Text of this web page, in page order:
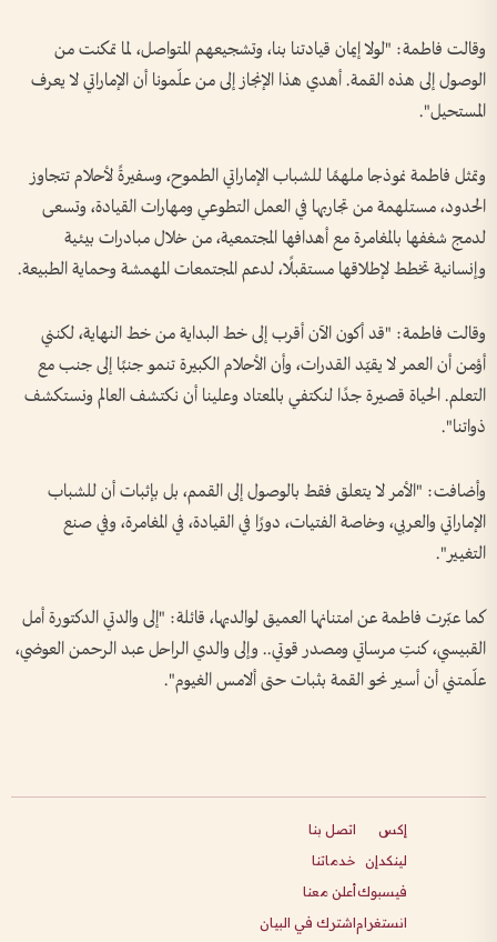
وقالت فاطمة: "لولا إيمان قيادتنا بنا، وتشجيعهم المتواصل، لما تمكنت من
الوصول إلى هذه القمة. أهدي هذا الإنجاز إلى من علّمونا أن الإماراتي لا يعرف
المستحيل".
وتمثل فاطمة نموذجا ملهمًا للشباب الإماراتي الطموح، وسفيرةً لأحلام تتجاوز
الحدود، مستلهمة من تجاربها في العمل التطوعي ومهارات القيادة، وتسعى
لدمج شغفها بالمغامرة مع أهدافها المجتمعية، من خلال مبادرات بيئية
وإنسانية تخطط لإطلاقها مستقبلًا، لدعم المجتمعات المهمشة وحماية الطبيعة.
وقالت فاطمة: "قد أكون الآن أقرب إلى خط البداية من خط النهاية، لكنني
أؤمن أن العمر لا يقيّد القدرات، وأن الأحلام الكبيرة تنمو جنبًا إلى جنب مع
التعلم. الحياة قصيرة جدًا لنكتفي بالمعتاد وعلينا أن نكتشف العالم ونستكشف
ذواتنا".
وأضافت: "الأمر لا يتعلق فقط بالوصول إلى القمم، بل بإثبات أن للشباب
الإماراتي والعربي، وخاصة الفتيات، دورًا في القيادة، في المغامرة، وفي صنع
التغيير".
كما عبّرت فاطمة عن امتنانها العميق لوالديها، قائلة: "إلى والدتي الدكتورة أمل
القبيسي، كنتِ مرساتي ومصدر قوتي.. وإلى والدي الراحل عبد الرحمن العوضي،
علّمتني أن أسير نحو القمة بثبات حتى ألامس الغيوم".
إكس
لينكدإن
فيسبوك
انستغرام
اتصل بنا
خدماتنا
أعلن معنا
اشترك في البيان